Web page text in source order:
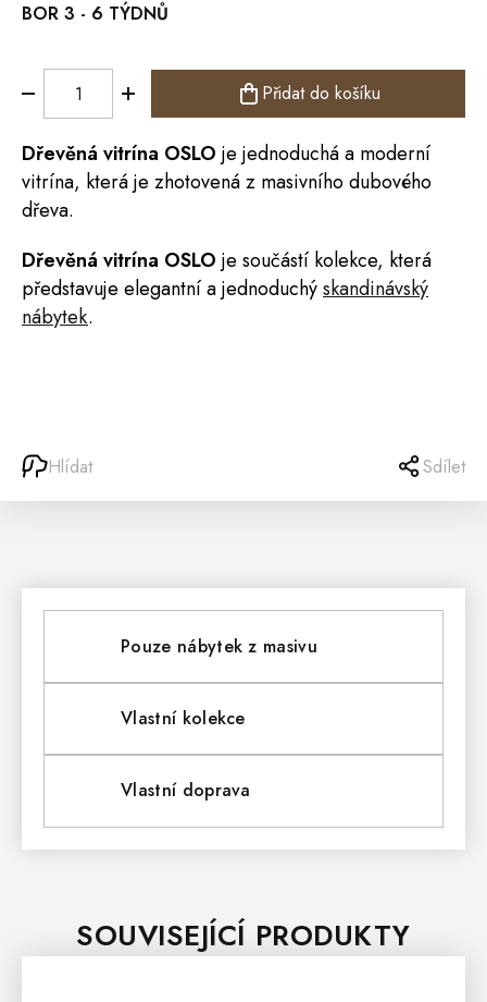
cena:
BOR 3 - 6 TÝDNŮ
Přidat do košíku
Dřevěná vitrína OSLO je jednoduchá a moderní
vitrína, která je zhotovená z masivního dubového
dřeva.
Dřevěná vitrína OSLO je součástí kolekce, která
představuje elegantní a jednoduchýskandinávský
nábytek.
Hlídat Sdílet
Pouze nábytek z masivu
Vlastní kolekce
Vlastní doprava
SOUVISEJÍCÍ PRODUKTY